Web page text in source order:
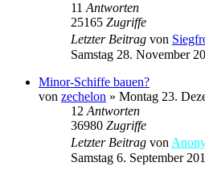
11 Antworten
25165 Zugriffe
Letzter Beitrag von
Samstag 28. November
Minor-Schiffe bauen?
von zechelon » Montag 23.
12 Antworten
36980 Zugriffe
Letzter Beitrag von
Samstag 6. September